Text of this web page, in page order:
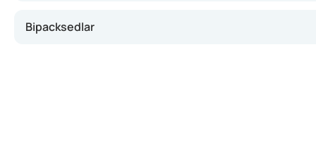
Bipacksedlar